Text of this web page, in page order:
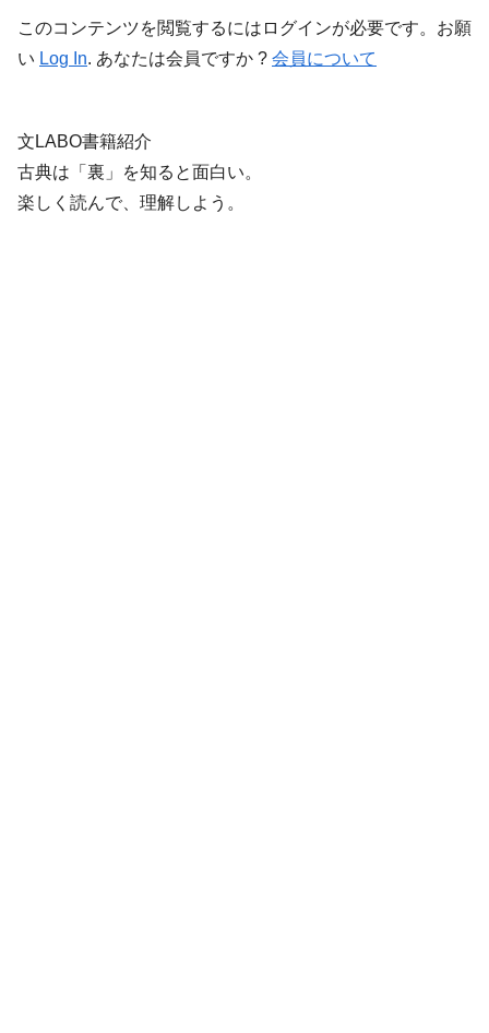
このコンテンツを閲覧するにはログインが必要です。お願
い Log In. あなたは会員ですか ? 会員について
文LABO書籍紹介
古典は「裏」を知ると面白い。
楽しく読んで、理解しよう。